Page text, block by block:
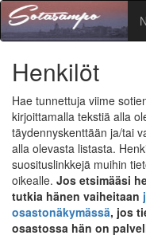
Henkilöt
Hae tunnettuja viime
kirjoittamalla tekstiä alla
täydennyskenttään ja/tai
alla olevasta listasta.
suosituslinkkejä muihin
oikealle. Jos etsimääsi
tutkia hänen vaiheitaan
osastonäkymässä, jos
osastossa hän on